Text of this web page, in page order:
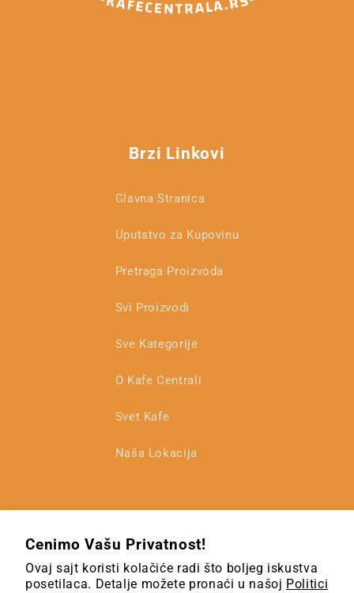
Cenimo Vašu Privatnost!
Ovaj sajt koristi kolačiće radi što boljeg iskustva
posetilaca. Detalje možete pronaći u našoj Politici
Brzi Linkovi
Glavna Stranica
Uputstvo za Kupovinu
Pretraga Proizvoda
Svi Proizvodi
Sve Kategorije
O Kafe Centrali
Svet Kafe
Naša Lokacija